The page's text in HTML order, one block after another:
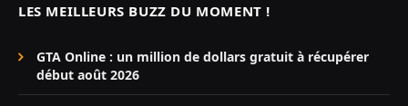
LES MEILLEURS BUZZ DU MOMENT !
GTA Online : un million de dollars gratuit à récupérer
début août 2026